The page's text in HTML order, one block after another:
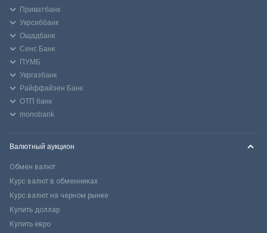
Приватбанк
Укрсиббанк
Ощадбанк
Сенс Банк
ПУМБ
Укргазбанк
Райффайзен Банк
ОТП банк
monobank
Валютный аукцион
Обмен валют
Курс валют в обменниках
Курс валют на черном рынке
Купить доллар
Купить евро